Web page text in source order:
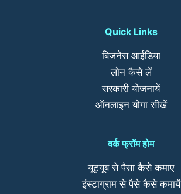
Quick Links
बिजनेस आईडिया
लोन कैसे लें
सरकारी योजनायें
ऑनलाइन योगा सीखें
वर्क फ्रॉम होम
यूट्यूब से पैसा कैसे कमाए
इंस्टाग्राम से पैसे कैसे कमायें